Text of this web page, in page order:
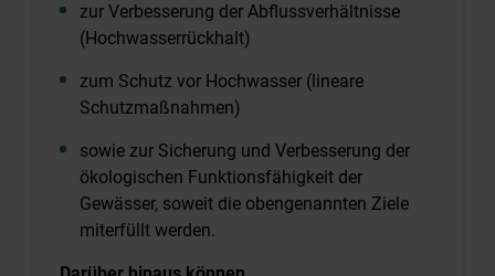
zur Verbesserung der Abflussverhältnisse
(Hochwasserrückhalt)
zum Schutz vor Hochwasser (lineare
Schutzmaßnahmen)
sowie zur Sicherung und Verbesserung der
ökologischen Funktionsfähigkeit der
Gewässer, soweit die obengenannten Ziele
miterfüllt werden.